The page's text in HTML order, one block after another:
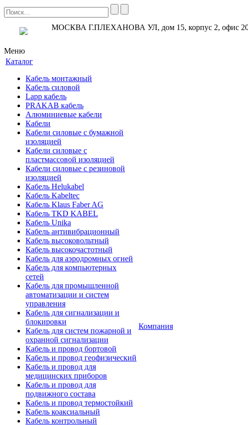
МОСКВА Г.ПЛЕХАНОВА УЛ, дом 15, корпус 2, офис
Меню
Каталог
Кабель монтажный
Кабель силовой
Lapp кабель
PRAKAB кабель
Алюминиевые кабели
Кабели
Кабели силовые с бумажной
изоляцией
Кабели силовые с
пластмассовой изоляцией
Кабели силовые с резиновой
изоляцией
Кабель Helukabel
Кабель Kabeltec
Кабель Klaus Faber AG
Кабель TKD KABEL
Кабель Unika
Кабель антивибрационный
Кабель высоковольтный
Кабель высокочастотный
Кабель для аэродромных огней
Кабель для компьютерных
сетей
Кабель для промышленной
автоматизации и систем
управления
Кабель для сигнализации и
блокировки
Кабель для систем пожарной и
охранной сигнализации
Кабель и провод бортовой
Кабель и провод геофизический
Кабель и провод для
медицинских приборов
Кабель и провод для
подвижного состава
Кабель и провод термостойкий
Кабель коаксиальный
Кабель контрольный
Компания